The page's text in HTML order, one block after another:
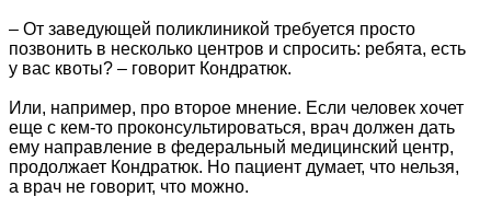
– От заведующей поликлиникой требуется просто
позвонить в несколько центров и спросить: ребята, есть
у вас квоты? – говорит Кондратюк.
Или, например, про второе мнение. Если человек хочет
еще с кем-то проконсультироваться, врач должен дать
ему направление в федеральный медицинский центр,
продолжает Кондратюк. Но пациент думает, что нельзя,
а врач не говорит, что можно.